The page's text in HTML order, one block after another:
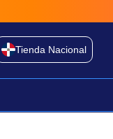
Tienda Nacional